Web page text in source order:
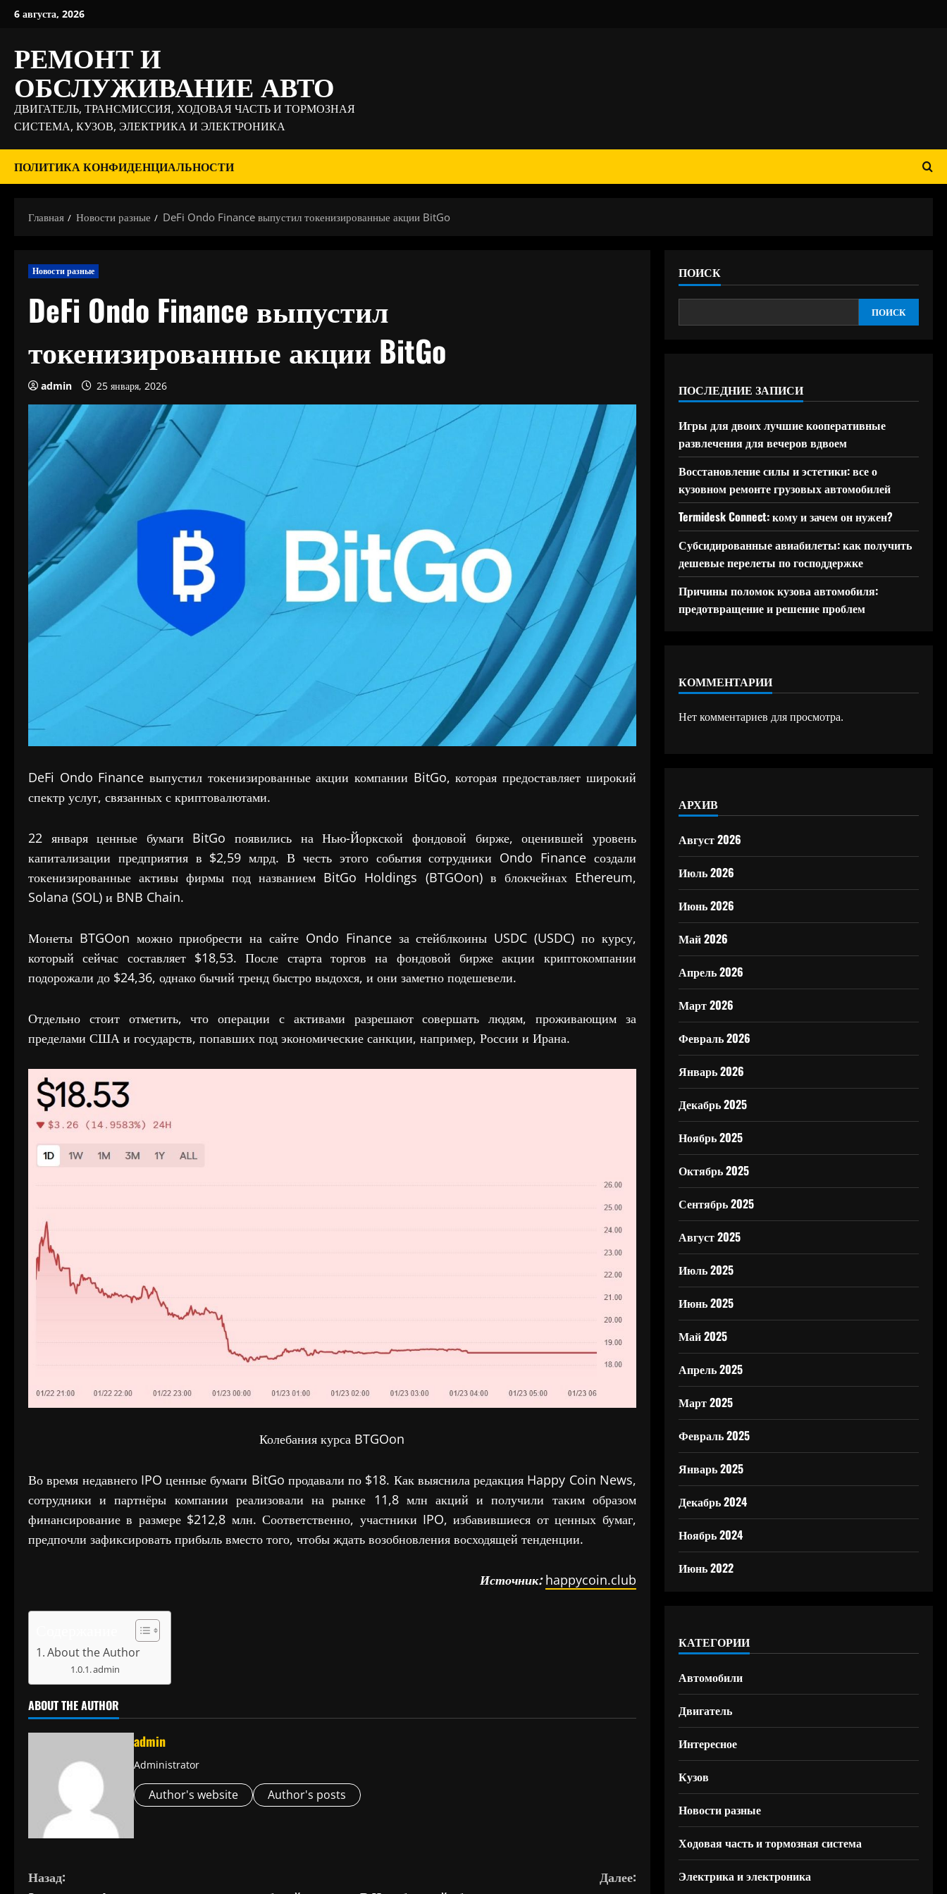
Перейти
6 августа, 2026
РЕМОНТ И
ОБСЛУЖИВАНИЕ АВТО
ДВИГАТЕЛЬ, ТРАНСМИССИЯ, ХОДОВАЯ ЧАСТЬ И ТОРМОЗНАЯ
СИСТЕМА, КУЗОВ, ЭЛЕКТРИКА И ЭЛЕКТРОНИКА
ПОЛИТИКА КОНФИДЕНЦИАЛЬНОСТИ
Главная Новости разные DeFi Ondo Finance выпустил токенизированные акции BitGo
Новости разные
DeFi Ondo Finance выпустил
токенизированные акции BitGo
admin 25 января, 2026
DeFi Ondo Finance выпустил токенизированные акции компании BitGo, которая предоставляет широкий
спектр услуг, связанных с криптовалютами.
22 января ценные бумаги BitGo появились на Нью-Йоркской фондовой бирже, оценившей уровень
капитализации предприятия в $2,59 млрд. В честь этого события сотрудники Ondo Finance создали
токенизированные активы фирмы под названием BitGo Holdings (BTGOon) в блокчейнах Ethereum,
Solana (SOL) и BNB Chain.
Монеты BTGOon можно приобрести на сайте Ondo Finance за стейблкоины USDC (USDC) по курсу,
который сейчас составляет $18,53. После старта торгов на фондовой бирже акции криптокомпании
подорожали до $24,36, однако бычий тренд быстро выдохся, и они заметно подешевели.
Отдельно стоит отметить, что операции с активами разрешают совершать людям, проживающим за
пределами США и государств, попавших под экономические санкции, например, России и Ирана.
Колебания курса BTGOon
Во время недавнего IPO ценные бумаги BitGo продавали по $18. Как выяснила редакция Happy Coin News,
сотрудники и партнёры компании реализовали на рынке 11,8 млн акций и получили таким образом
финансирование в размере $212,8 млн. Соответственно, участники IPO, избавившиеся от ценных бумаг,
предпочли зафиксировать прибыль вместо того, чтобы ждать возобновления восходящей тенденции.
Источник: happycoin.club
About the Author
admin
ABOUT THE AUTHOR
admin
Administrator
Author's website Author's posts
П
Назад:
Далее:
ПОИСК
ПОИСК
ПОСЛЕДНИЕ ЗАПИСИ
Игры для двоих лучшие кооперативные
развлечения для вечеров вдвоем
Восстановление силы и эстетики: все о
кузовном ремонте грузовых автомобилей
Termidesk Connect: кому и зачем он нужен?
Субсидированные авиабилеты: как получить
дешевые перелеты по господдержке
Причины поломок кузова автомобиля:
предотвращение и решение проблем
КОММЕНТАРИИ
Нет комментариев для просмотра.
АРХИВ
Август 2026
Июль 2026
Июнь 2026
Май 2026
Апрель 2026
Март 2026
Февраль 2026
Январь 2026
Декабрь 2025
Ноябрь 2025
Октябрь 2025
Сентябрь 2025
Август 2025
Июль 2025
Июнь 2025
Май 2025
Апрель 2025
Март 2025
Февраль 2025
Январь 2025
Декабрь 2024
Ноябрь 2024
Июнь 2022
КАТЕГОРИИ
Автомобили
Двигатель
Интересное
Кузов
Новости разные
Ходовая часть и тормозная система
Электрика и электроника